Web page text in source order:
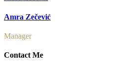
Amra Zečević
Manager
Contact Me